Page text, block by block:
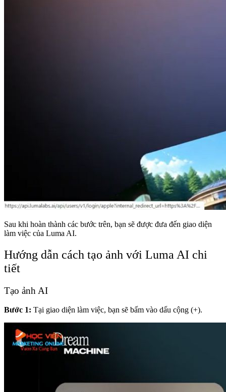
Sau khi hoàn thành các bước trên, bạn sẽ được đưa đến giao diện
làm việc của Luma AI.
Hướng dẫn cách tạo ảnh với Luma AI chi
tiết
Tạo ảnh AI
Bước 1: Tại giao diện làm việc, bạn sẽ bấm vào dấu cộng (+).